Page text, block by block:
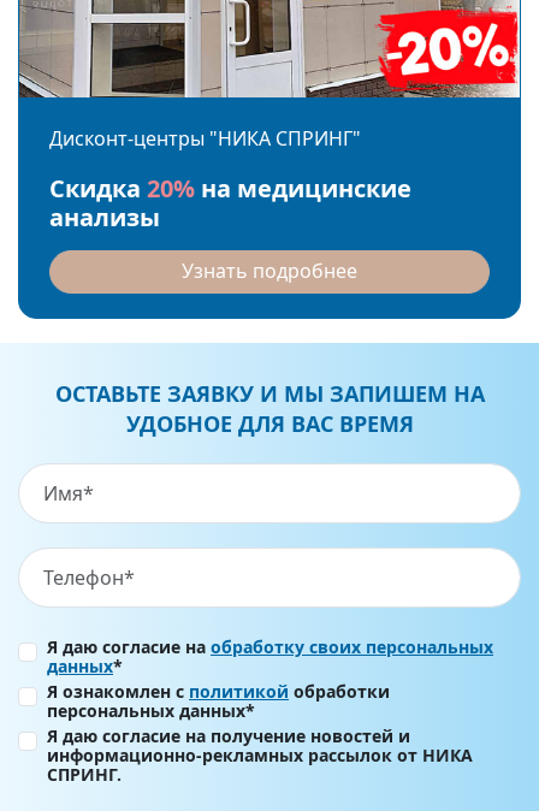
Дисконт-центры "НИКА СПРИНГ"
Скидка 20% на медицинские
анализы
Узнать подробнее
ОСТАВЬТЕ ЗАЯВКУ И МЫ ЗАПИШЕМ НА
УДОБНОЕ ДЛЯ ВАС ВРЕМЯ
Я даю согласие на обработку своих персональных
данных*
Я ознакомлен с политикой обработки
персональных данных*
Я даю согласие на получение новостей и
информационно-рекламных рассылок от НИКА
СПРИНГ.